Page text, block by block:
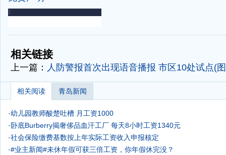
-
相关链接
上一篇： 人防警报首次出现语音播报 市区10处试点(
相关阅读 青岛新闻
·幼儿园教师酸楚吐槽 月工资1000
·卧底Burberry揭奢侈品血汗工厂 每天8小时工资1340元
·社会保险缴费基数按上年实际工资收入申报核定
·#业主新闻#未休年假可获三倍工资，你年假休完没？